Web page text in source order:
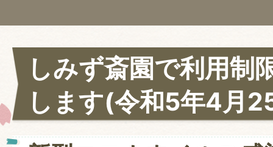
しみず斎園で利用制
します(令和5年4月